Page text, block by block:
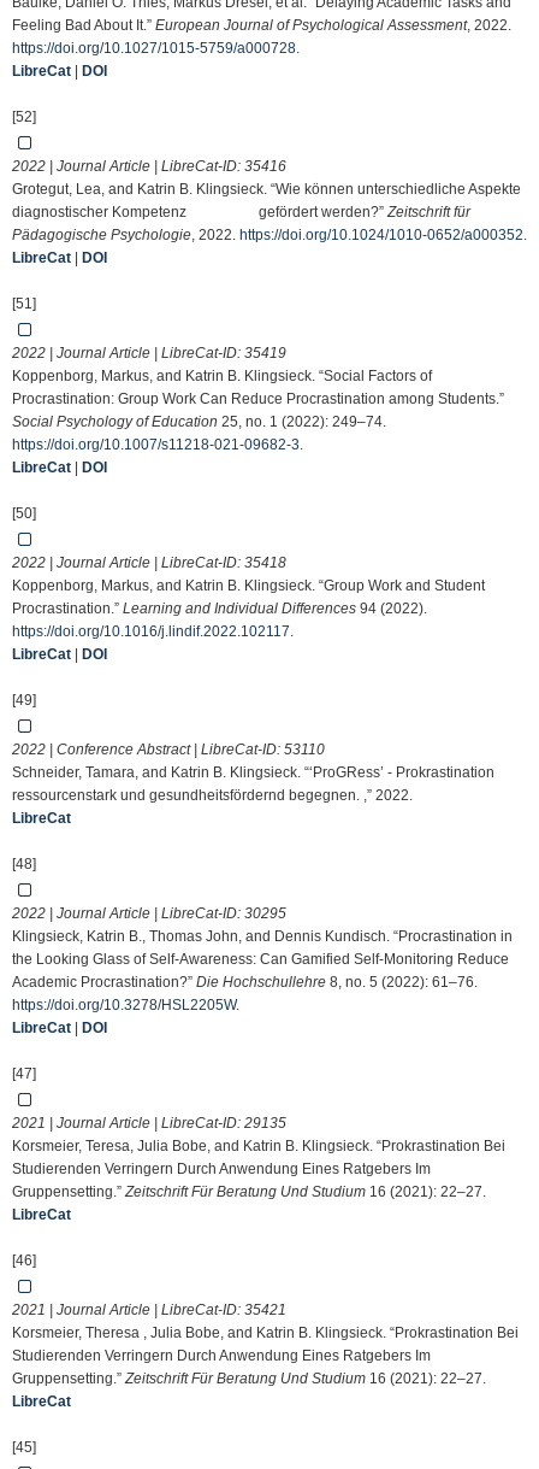
Feeling Bad About It.” European Journal of Psychological Assessment, 2022.
https://doi.org/10.1027/1015-5759/a000728.
LibreCat
DOI
[52]
2022 | Journal Article | LibreCat-ID: 35416
Grotegut, Lea, and Katrin B. Klingsieck. “Wie können unterschiedliche Aspekte
diagnostischer Kompetenz gefördert werden?”Zeitschrift für
Pädagogische Psychologie, 2022. https://doi.org/10.1024/1010-0652/a000352.
LibreCat
DOI
[51]
2022 | Journal Article | LibreCat-ID: 35419
Koppenborg, Markus, and Katrin B. Klingsieck. “Social Factors of
Procrastination: Group Work Can Reduce Procrastination among Students.”
Social Psychology of Education 25, no. 1 (2022): 249–74.
https://doi.org/10.1007/s11218-021-09682-3.
LibreCat
DOI
[50]
2022 | Journal Article | LibreCat-ID: 35418
Koppenborg, Markus, and Katrin B. Klingsieck. “Group Work and Student
Procrastination.” Learning and Individual Differences 94 (2022).
https://doi.org/10.1016/j.lindif.2022.102117.
LibreCat
DOI
[49]
2022 | Conference Abstract | LibreCat-ID: 53110
Schneider, Tamara, and Katrin B. Klingsieck. “‘ProGRess’ - Prokrastination
ressourcenstark und gesundheitsfördernd begegnen. ,” 2022.
LibreCat
[48]
2022 | Journal Article | LibreCat-ID: 30295
Klingsieck, Katrin B., Thomas John, and Dennis Kundisch. “Procrastination in
the Looking Glass of Self-Awareness: Can Gamified Self-Monitoring Reduce
Academic Procrastination?” Die Hochschullehre 8, no. 5 (2022): 61–76.
https://doi.org/10.3278/HSL2205W.
LibreCat
DOI
[47]
2021 | Journal Article | LibreCat-ID: 29135
Korsmeier, Teresa, Julia Bobe, and Katrin B. Klingsieck. “Prokrastination Bei
Studierenden Verringern Durch Anwendung Eines Ratgebers Im
Gruppensetting.”Zeitschrift Für Beratung Und Studium 16 (2021): 22–27.
LibreCat
[46]
2021 | Journal Article | LibreCat-ID: 35421
Korsmeier, Theresa , Julia Bobe, and Katrin B. Klingsieck. “Prokrastination Bei
Studierenden Verringern Durch Anwendung Eines Ratgebers Im
Gruppensetting.”Zeitschrift Für Beratung Und Studium 16 (2021): 22–27.
LibreCat
[45]